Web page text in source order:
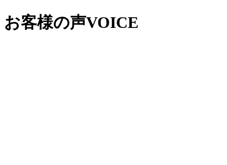
お客様の声VOICE